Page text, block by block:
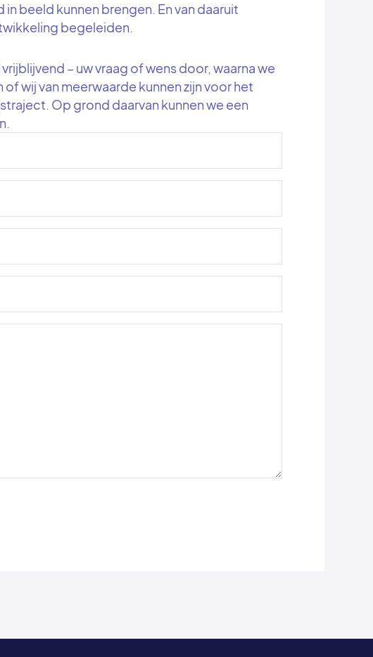
beeld kunnen brengen. En van daaruit
begeleiden.
– uw vraag of wens door, waarna we
wij van meerwaarde kunnen zijn voor het
Op grond daarvan kunnen we een